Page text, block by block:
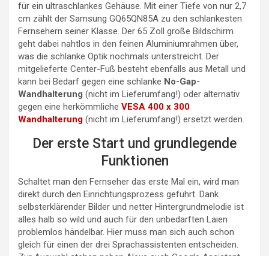
für ein ultraschlankes Gehäuse. Mit einer Tiefe von nur 2,7
cm zählt der Samsung GQ65QN85A zu den schlankesten
Fernsehern seiner Klasse. Der 65 Zoll große Bildschirm
geht dabei nahtlos in den feinen Aluminiumrahmen über,
was die schlanke Optik nochmals unterstreicht. Der
mitgelieferte Center-Fuß besteht ebenfalls aus Metall und
kann bei Bedarf gegen eine schlanke No-Gap-
Wandhalterung (nicht im Lieferumfang!) oder alternativ
gegen eine herkömmliche VESA 400 x 300
Wandhalterung (nicht im Lieferumfang!) ersetzt werden.
Der erste Start und grundlegende
Funktionen
Schaltet man den Fernseher das erste Mal ein, wird man
direkt durch den Einrichtungsprozess geführt. Dank
selbsterklärender Bilder und netter Hintergrundmelodie ist
alles halb so wild und auch für den unbedarften Laien
problemlos händelbar. Hier muss man sich auch schon
gleich für einen der drei Sprachassistenten entscheiden.